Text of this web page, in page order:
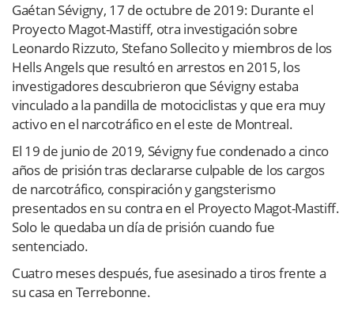
Gaétan Sévigny, 17 de octubre de 2019: Durante el
Proyecto Magot-Mastiff, otra investigación sobre
Leonardo Rizzuto, Stefano Sollecito y miembros de los
Hells Angels que resultó en arrestos en 2015, los
investigadores descubrieron que Sévigny estaba
vinculado a la pandilla de motociclistas y que era muy
activo en el narcotráfico en el este de Montreal.
El 19 de junio de 2019, Sévigny fue condenado a cinco
años de prisión tras declararse culpable de los cargos
de narcotráfico, conspiración y gangsterismo
presentados en su contra en el Proyecto Magot-Mastiff.
Solo le quedaba un día de prisión cuando fue
sentenciado.
Cuatro meses después, fue asesinado a tiros frente a
su casa en Terrebonne.